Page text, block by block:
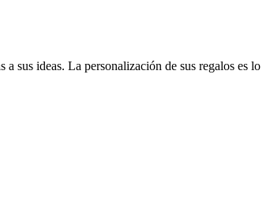
sus ideas. La personalización de sus regalos es lo